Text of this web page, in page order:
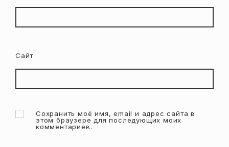
Сайт
Сохранить моё имя, email и адрес сайта в
этом браузере для последующих моих
комментариев.